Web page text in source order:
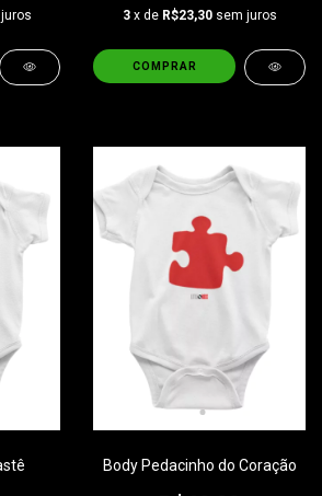
3 x de R$23,30 sem juros
COMPRAR
Body Pedacinho do Coração